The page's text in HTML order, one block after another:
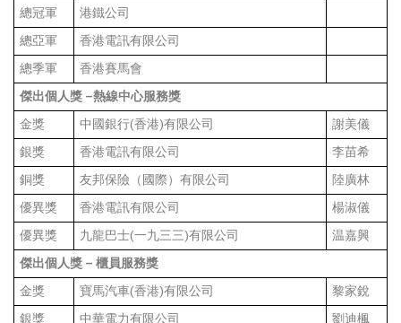
總冠軍
港鐵公司
總亞軍
香港電訊有限公司
總季軍
香港賽馬會
傑出個人獎 –熱線中心服務獎
金獎
中國銀行(香港)有限公司
謝美儀
銀獎
香港電訊有限公司
李苗希
銅獎
友邦保險（國際）有限公司
陸廣林
優異獎
香港電訊有限公司
楊淑儀
優異獎
九龍巴士(一九三三)有限公司
温嘉興
傑出個人獎 – 櫃員服務獎
金獎
寶馬汽車(香港)有限公司
黎家銳
銀獎
中華電力有限公司
劉迪楓